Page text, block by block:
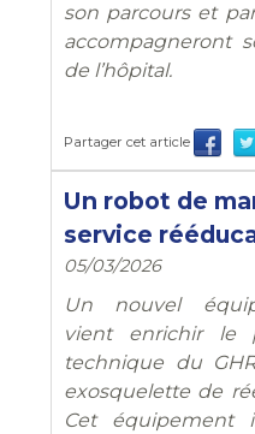
son parcours et
accompagneront
de l’hôpital.
Partager cet article
Un robot de
service
05/03/2026
Un nouvel
vient enrichir le
technique du
exosquelette de
Cet équipement